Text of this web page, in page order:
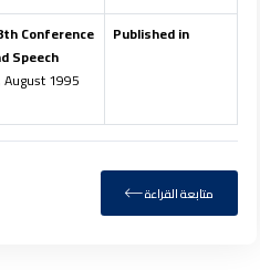
Published in
Conference
Speech
1995
متابعة القراءة